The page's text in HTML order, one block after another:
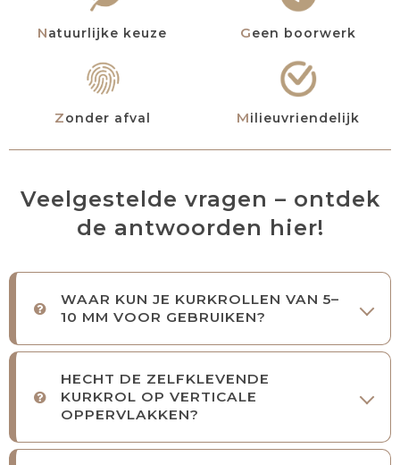
Natuurlijke keuze Geen boorwerk
Zonder afval Milieuvriendelijk
Veelgestelde vragen – ontdek
de antwoorden hier!
WAAR KUN JE KURKROLLEN VAN 5–
10 MM VOOR GEBRUIKEN?
HECHT DE ZELFKLEVENDE
KURKROL OP VERTICALE
OPPERVLAKKEN?